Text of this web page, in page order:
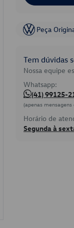
Peça
Tem dúvidas
Nossa equipe
Whatsapp:
(41) 99125-
(apenas
Horário de
Segunda à